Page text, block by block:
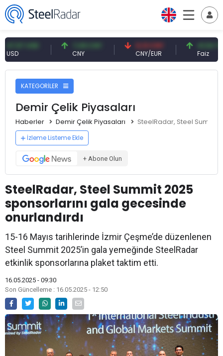
7,09 CNY 0,13 CNY
CNY/EUR
41,54 TRY
KATEGORİLER
Demir Çelik Piyasaları
Haberler Demir Çelik Piyasaları SteelRadar, Steel Summit
İzleme Listeme Ekle
+ Abone Olun
SteelRadar, Steel Summit 2025
sponsorlarını gala gecesinde
onurlandırdı
15-16 Mayıs tarihlerinde İzmir Çeşme’de düzenlenen
Steel Summit 2025’in gala yemeğinde SteelRadar
etkinlik sponsorlarına plaket taktim etti.
16.05.2025 - 09:30
Son Güncelleme : 16.05.2025 - 12:50